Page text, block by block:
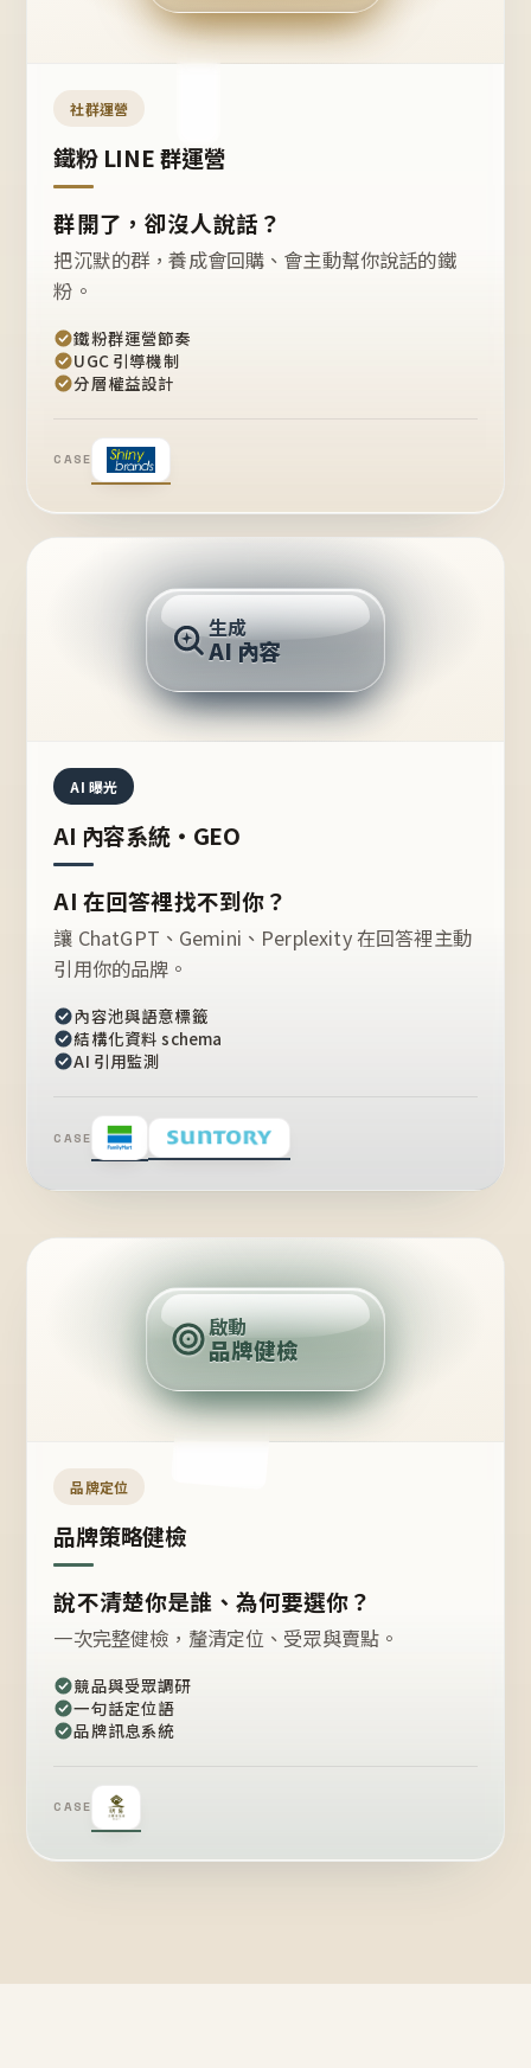
開團
嗎？
社群運營
鐵粉 LINE 群運營
群開了，卻沒人說話？
把沉默的群，養成會回購、會主動幫你說話的鐵
粉。
鐵粉群運營節奏
UGC 引導機制
分層權益設計
CASE
推薦的台灣品牌？
生成
AI 內容
AI 曝光
AI 內容系統・GEO
AI 在回答裡找不到你？
讓 ChatGPT、Gemini、Perplexity 在回答裡主動
引用你的品牌。
內容池與語意標籤
結構化資料 schema
AI 引用監測
CASE
定
位
點
啟動
品牌健檢
品牌定位
品牌策略健檢
說不清楚你是誰、為何要選你？
一次完整健檢，釐清定位、受眾與賣點。
競品與受眾調研
一句話定位語
品牌訊息系統
CASE